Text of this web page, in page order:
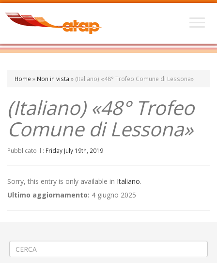
Home » Non in vista » (Italiano) «48° Trofeo Comune di Lessona»
(Italiano) «48° Trofeo
Comune di Lessona»
Pubblicato il : Friday July 19th, 2019
Sorry, this entry is only available in Italiano.
Ultimo aggiornamento: 4 giugno 2025